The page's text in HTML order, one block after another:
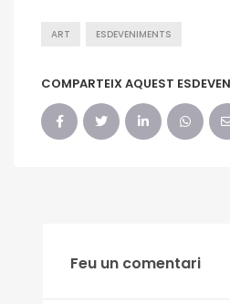
ART ESDEVENIMENTS
COMPARTEIX AQUEST
Feu un comentari